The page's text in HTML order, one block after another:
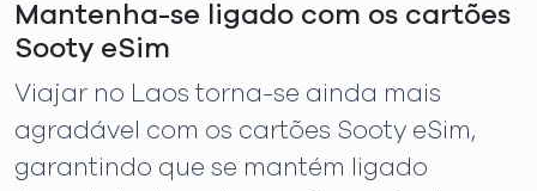
Mantenha-se ligado com os cartões
Sooty eSim
Viajar no Laos torna-se ainda mais
agradável com os cartões Sooty eSim,
garantindo que se mantém ligado